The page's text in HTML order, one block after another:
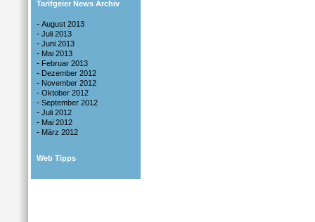
Tarifgeier News Archiv
- August 2013
- Juli 2013
- Juni 2013
- Mai 2013
- Februar 2013
- Dezember 2012
- November 2012
- Oktober 2012
- September 2012
- Juli 2012
- Mai 2012
- März 2012
Web Tipps